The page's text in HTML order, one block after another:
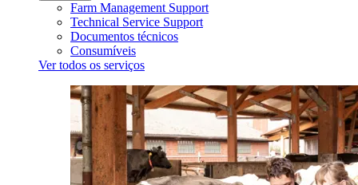
Farm Management Support
Technical Service Support
Documentos técnicos
Consumíveis
Ver todos os serviços